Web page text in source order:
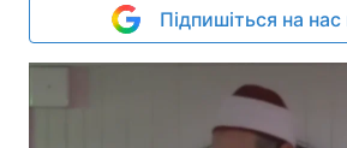
Підпишіться на